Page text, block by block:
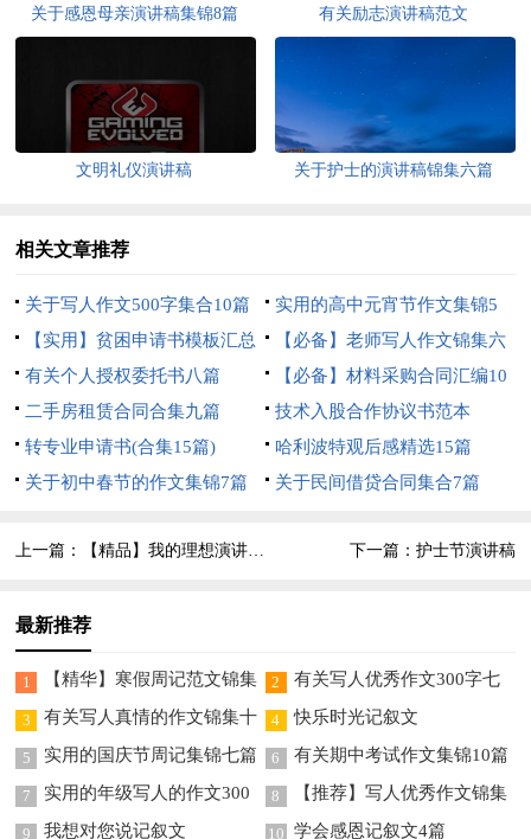
关于感恩母亲演讲稿集锦8篇 有关励志演讲稿范文
文明礼仪演讲稿 关于护士的演讲稿锦集六篇
相关文章推荐
关于写人作文500字集合10篇
实用的高中元宵节作文集锦5
篇
【实用】贫困申请书模板汇总
4篇
【必备】老师写人作文锦集六
篇
有关个人授权委托书八篇
【必备】材料采购合同汇编10
篇
二手房租赁合同合集九篇
技术入股合作协议书范本
转专业申请书(合集15篇)
哈利波特观后感精选15篇
关于初中春节的作文集锦7篇
关于民间借贷合同集合7篇
上一篇： 【精品】我的理想演讲稿三篇 下一篇： 护士节演讲稿
最新推荐
1
【精华】寒假周记范文锦集
五篇
2
有关写人优秀作文300字七
篇
3
有关写人真情的作文锦集十
篇
4 快乐时光记叙文
5 实用的国庆节周记集锦七篇 6 有关期中考试作文集锦10篇
7
实用的年级写人的作文300
字锦集10篇
8
【推荐】写人优秀作文锦集
九篇
9 我想对您说记叙文 10 学会感恩记叙文4篇